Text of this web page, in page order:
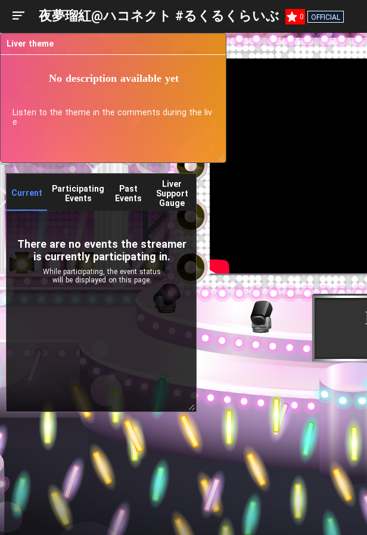
夜夢瑠紅@ハコネクト #るくるくらいぶ 0 OFFICIAL
Current
Participating
Events
Past
Events
Liver
Support
Gauge
There are no events the streamer
is currently participating in.
While participating, the event status
will be displayed on this page.
Liver theme
No description available yet
Listen to the theme in the comments during the liv
e